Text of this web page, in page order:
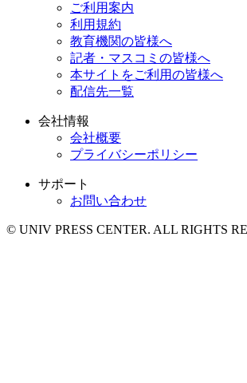
ご利用案内
利用規約
教育機関の皆様へ
記者・マスコミの皆様へ
本サイトをご利用の皆様へ
配信先一覧
会社情報
会社概要
プライバシーポリシー
サポート
お問い合わせ
© UNIV PRESS CENTER. ALL RIGHTS